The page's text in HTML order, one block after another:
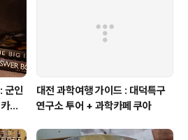
카페 #쿠아카페..
군인
페
대전 과학여행 가이드 : 대덕특구
연구소 투어 + 과학카페 쿠아